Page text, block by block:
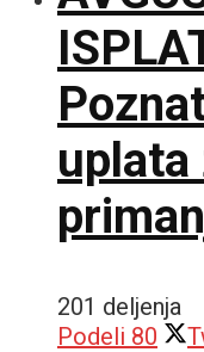
uplata
201 deljenja
Podeli 80